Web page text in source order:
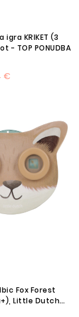
KRIKET (3
- TOP PONUDBA
€
Fox Forest
Little Dutch